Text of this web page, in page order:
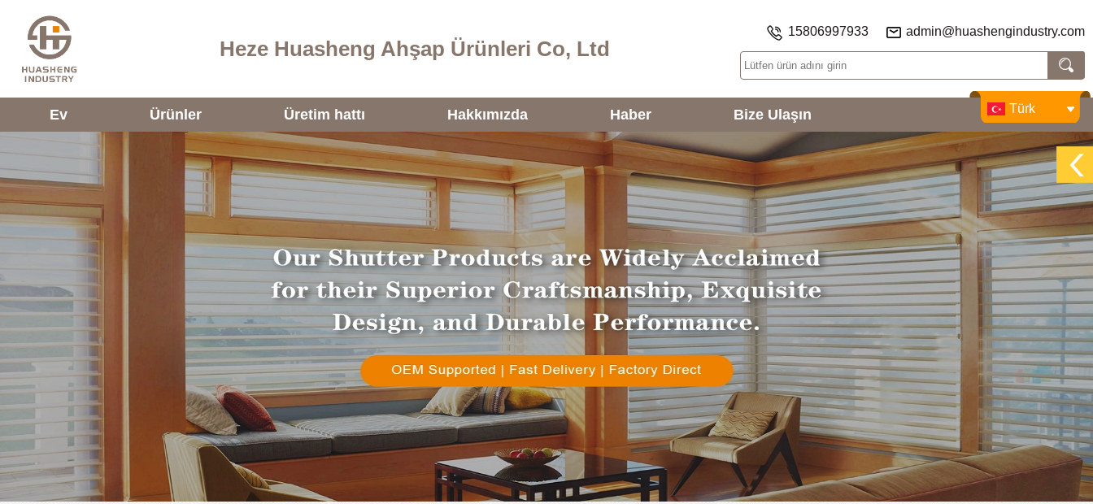
Heze Huasheng Ahşap Ürünleri Co, Ltd
15806997933 admin@huashengindustry.com
Ev Ürünler Üretim hattı Hakkımızda Haber Bize Ulaşın Türk